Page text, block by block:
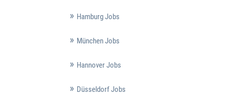
Hamburg Jobs
München Jobs
Hannover Jobs
Düsseldorf Jobs